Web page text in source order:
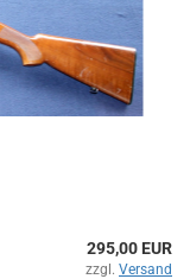
295,00 EUR
zzgl. Versand